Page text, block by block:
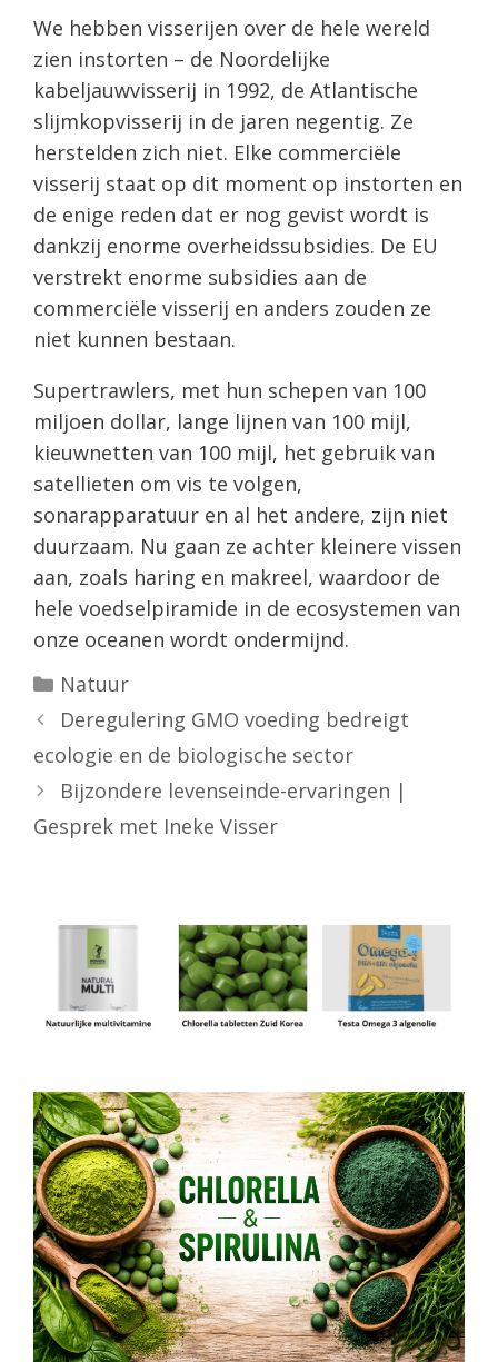
We hebben visserijen over de hele wereld
zien instorten – de Noordelijke
kabeljauwvisserij in 1992, de Atlantische
slijmkopvisserij in de jaren negentig. Ze
herstelden zich niet. Elke commerciële
visserij staat op dit moment op instorten en
de enige reden dat er nog gevist wordt is
dankzij enorme overheidssubsidies. De EU
verstrekt enorme subsidies aan de
commerciële visserij en anders zouden ze
niet kunnen bestaan.
Supertrawlers, met hun schepen van 100
miljoen dollar, lange lijnen van 100 mijl,
kieuwnetten van 100 mijl, het gebruik van
satellieten om vis te volgen,
sonarapparatuur en al het andere, zijn niet
duurzaam. Nu gaan ze achter kleinere vissen
aan, zoals haring en makreel, waardoor de
hele voedselpiramide in de ecosystemen van
onze oceanen wordt ondermijnd.
Categorieën
Natuur
Deregulering GMO voeding bedreigt
ecologie en de biologische sector
Bijzondere levenseinde-ervaringen |
Gesprek met Ineke Visser